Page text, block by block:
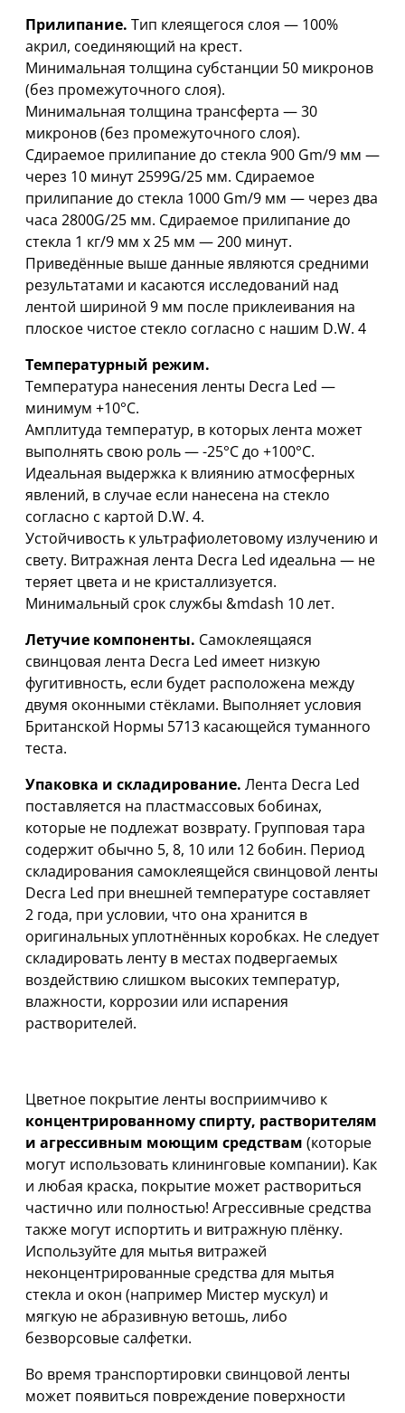
Прилипание. Тип клеящегося слоя — 100%
акрил, соединяющий на крест.
Минимальная толщина субстанции 50 микронов
(без промежуточного слоя).
Минимальная толщина трансферта — 30
микронов (без промежуточного слоя).
Сдираемое прилипание до стекла 900 Gm/9 мм —
через 10 минут 2599G/25 мм. Сдираемое
прилипание до стекла 1000 Gm/9 мм — через два
часа 2800G/25 мм. Сдираемое прилипание до
стекла 1 кг/9 мм x 25 мм — 200 минут.
Приведённые выше данные являются средними
результатами и касаются исследований над
лентой шириной 9 мм после приклеивания на
плоское чистое стекло согласно с нашим D.W. 4
Температурный режим.
Температура нанесения ленты Decra Led —
минимум +10°C.
Амплитуда температур, в которых лента может
выполнять свою роль — -25°C дo +100°C.
Идеальная выдержка к влиянию атмосферных
явлений, в случае если нанесена на стекло
согласно с картой D.W. 4.
Устойчивость к ультрафиолетовому излучению и
свету. Витражная лента Decra Led идеальна — не
теряет цвета и не кристаллизуется.
Минимальный срок службы &mdash 10 лет.
Летучие компоненты. Самоклеящаяся
свинцовая лента Decra Led имеет низкую
фугитивность, если будет расположена между
двумя оконными стёклами. Выполняет условия
Британской Нормы 5713 касающейся туманного
теста.
Упаковка и складирование. Лента Decra Led
поставляется на пластмассовых бобинах,
которые не подлежат возврату. Групповая тара
содержит обычно 5, 8, 10 или 12 бобин. Период
складирования самоклеящейся свинцовой ленты
Decra Led при внешней температуре составляет
2 года, при условии, что она хранится в
оригинальных уплотнённых коробках. Не следует
складировать ленту в местах подвергаемых
воздействию слишком высоких температур,
влажности, коррозии или испарения
растворителей.
Цветное покрытие ленты восприимчиво к
концентрированному спирту, растворителям
и агрессивным моющим средствам (которые
могут использовать клининговые компании). Как
и любая краска, покрытие может раствориться
частично или полностью! Агрессивные средства
также могут испортить и витражную плёнку.
Используйте для мытья витражей
неконцентрированные средства для мытья
стекла и окон (например Мистер мускул) и
мягкую не абразивную ветошь, либо
безворсовые салфетки.
Во время транспортировки свинцовой ленты
может появиться повреждение поверхности